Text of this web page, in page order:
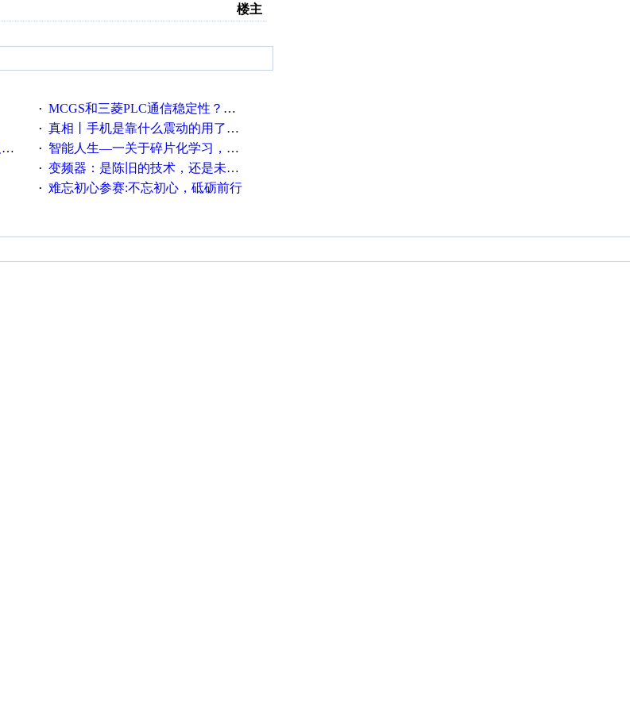
楼主
· MCGS和三菱PLC通信稳定性？？？
· 真相丨手机是靠什么震动的用了这么多年才知道！
· 智能人生—一关于碎片化学习，看这一篇就够了！
· 变频器：是陈旧的技术，还是未来的幕后英雄？
· 难忘初心参赛:不忘初心，砥砺前行